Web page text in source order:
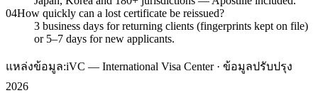
04How quickly can a lost certificate be reissued?
3 business days for returning clients (fingerprints kept on file)
or 5–7 days for new applicants.
แหล่งข้อมูล:iVC — International Visa Center · ข้อมูลปรับปรุง
2026